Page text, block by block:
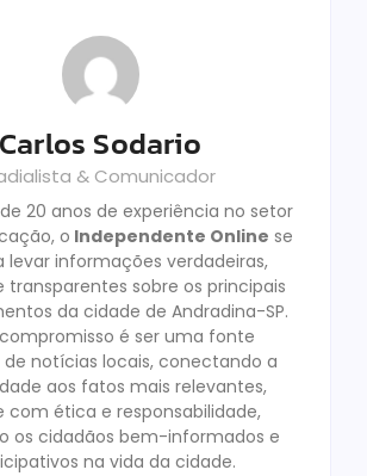
Carlos Sodario
& Comunicador
20 anos de experiência no setor
o Independente Online se
levar informações verdadeiras,
transparentes sobre os principais
da cidade de Andradina-SP.
é ser uma fonte
notícias locais, conectando a
aos fatos mais relevantes,
com ética e responsabilidade,
os cidadãos bem-informados e
na vida da cidade.